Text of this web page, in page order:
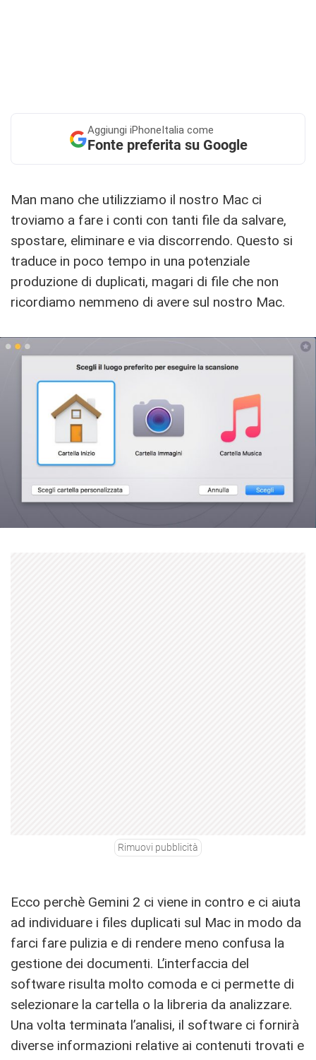
Aggiungi iPhoneItalia come
Fonte preferita su Google
Man mano che utilizziamo il nostro Mac ci
troviamo a fare i conti con tanti file da salvare,
spostare, eliminare e via discorrendo. Questo si
traduce in poco tempo in una potenziale
produzione di duplicati, magari di file che non
ricordiamo nemmeno di avere sul nostro Mac.
Rimuovi pubblicità
Ecco perchè Gemini 2 ci viene in contro e ci aiuta
ad individuare i files duplicati sul Mac in modo da
farci fare pulizia e di rendere meno confusa la
gestione dei documenti. L’interfaccia del
software risulta molto comoda e ci permette di
selezionare la cartella o la libreria da analizzare.
Una volta terminata l’analisi, il software ci fornirà
diverse informazioni relative ai contenuti trovati e